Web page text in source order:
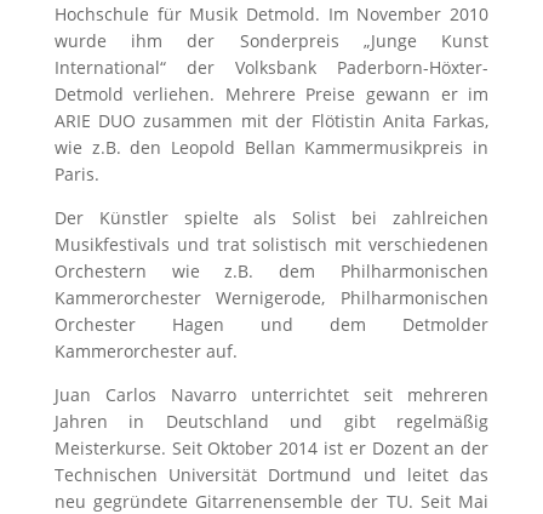
Hochschule für Musik Detmold. Im November 2010
wurde ihm der Sonderpreis „Junge Kunst
International“ der Volksbank Paderborn-Höxter-
Detmold verliehen. Mehrere Preise gewann er im
ARIE DUO zusammen mit der Flötistin Anita Farkas,
wie z.B. den Leopold Bellan Kammermusikpreis in
Paris.
Der Künstler spielte als Solist bei zahlreichen
Musikfestivals und trat solistisch mit verschiedenen
Orchestern wie z.B. dem Philharmonischen
Kammerorchester Wernigerode, Philharmonischen
Orchester Hagen und dem Detmolder
Kammerorchester auf.
Juan Carlos Navarro unterrichtet seit mehreren
Jahren in Deutschland und gibt regelmäßig
Meisterkurse. Seit Oktober 2014 ist er Dozent an der
Technischen Universität Dortmund und leitet das
neu gegründete Gitarrenensemble der TU. Seit Mai